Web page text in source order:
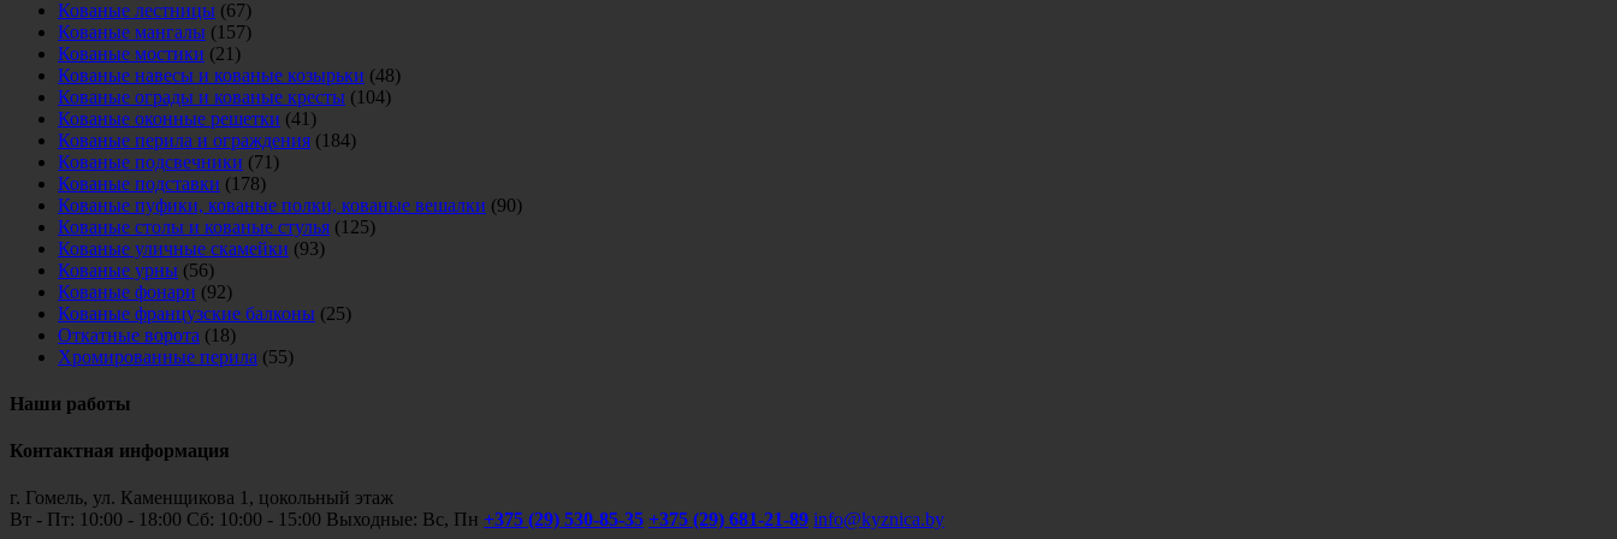
Кованые лестницы (67)
Кованые мангалы (157)
Кованые мостики (21)
Кованые навесы и кованые козырьки (48)
Кованые ограды и кованые кресты (104)
Кованые оконные решетки (41)
Кованые перила и ограждения (184)
Кованые подсвечники (71)
Кованые подставки (178)
Кованые пуфики, кованые полки, кованые вешалки (90)
Кованые столы и кованые стулья (125)
Кованые уличные скамейки (93)
Кованые урны (56)
Кованые фонари (92)
Кованые французские балконы (25)
Откатные ворота (18)
Хромированные перила (55)
Наши работы
Контактная информация
г. Гомель, ул. Каменщикова 1, цокольный этаж
Вт - Пт: 10:00 - 18:00 Сб: 10:00 - 15:00 Выходные: Вс, Пн +375 (29) 530-85-35 +375 (29) 681-21-89 info@kyznica.by